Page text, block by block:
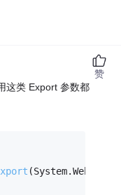
这类 Export 参数都
赞